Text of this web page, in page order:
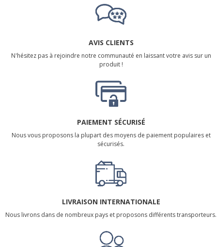
AVIS CLIENTS
N'hésitez pas à rejoindre notre communauté en laissant votre avis sur un
produit !
PAIEMENT SÉCURISÉ
Nous vous proposons la plupart des moyens de paiement populaires et
sécurisés.
LIVRAISON INTERNATIONALE
Nous livrons dans de nombreux pays et proposons différents transporteurs.